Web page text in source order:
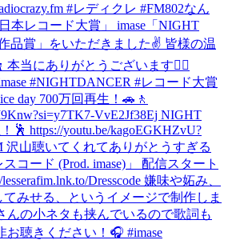
#レディクレ #FM802なん
本レコード大賞」 imase「NIGHT
品賞」をいただきました✌️ 皆様の温
当にありがとうございます❤️‍🔥
#NIGHTDANCER #レコード大賞
day 700万回再生！🚗🚶
VvE2Jf38Ej NIGHT
🕺 https://youtu.be/kagoEGKHZvU?
沢山聴いてくれてありがとうすぎる
スコード (Prod. imase)」 配信スタート
Dresscode 嫌味や妬み、
みせる、というイメージで制作しま
んの小ネタも挟んでいるので歌詞も
お聴きください！🎧 #imase